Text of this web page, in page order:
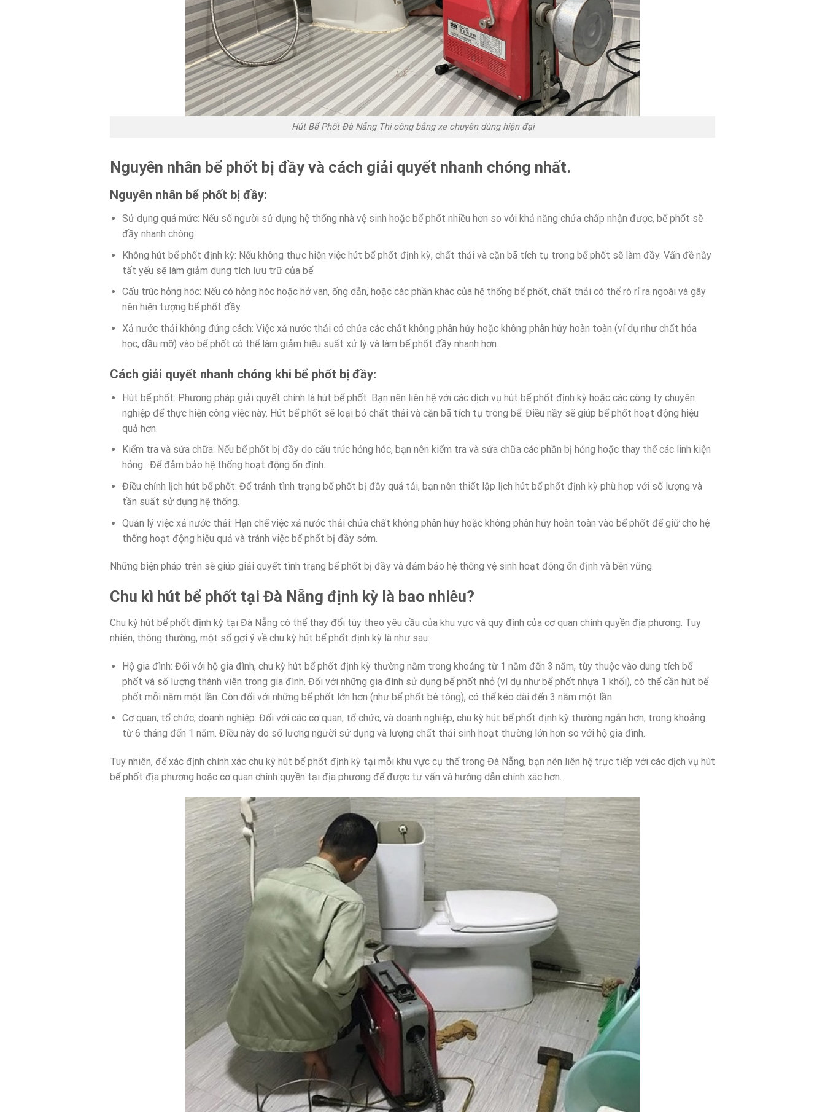
Hút Bể Phốt Đà Nẵng Thi công bằng xe chuyên dùng hiện đại
Nguyên nhân bể phốt bị đầy và cách giải quyết nhanh chóng nhất.
Nguyên nhân bể phốt bị đầy:
Sử dụng quá mức: Nếu số người sử dụng hệ thống nhà vệ sinh hoặc bể phốt nhiều hơn so với khả năng chứa chấp nhận được, bể phốt sẽ
đầy nhanh chóng.
Không hút bể phốt định kỳ: Nếu không thực hiện việc hút bể phốt định kỳ, chất thải và cặn bã tích tụ trong bể phốt sẽ làm đầy. Vấn đề nầy
tất yếu sẽ làm giảm dung tích lưu trữ của bể.
Cấu trúc hỏng hóc: Nếu có hỏng hóc hoặc hở van, ống dẫn, hoặc các phần khác của hệ thống bể phốt, chất thải có thể rò rỉ ra ngoài và gây
nên hiện tượng bể phốt đầy.
Xả nước thải không đúng cách: Việc xả nước thải có chứa các chất không phân hủy hoặc không phân hủy hoàn toàn (ví dụ như chất hóa
học, dầu mỡ) vào bể phốt có thể làm giảm hiệu suất xử lý và làm bể phốt đầy nhanh hơn.
Cách giải quyết nhanh chóng khi bể phốt bị đầy:
Hút bể phốt: Phương pháp giải quyết chính là hút bể phốt. Bạn nên liên hệ với các dịch vụ hút bể phốt định kỳ hoặc các công ty chuyên
nghiệp để thực hiện công việc này. Hút bể phốt sẽ loại bỏ chất thải và cặn bã tích tụ trong bể. Điều nầy sẽ giúp bể phốt hoạt động hiệu
quả hơn.
Kiểm tra và sửa chữa: Nếu bể phốt bị đầy do cấu trúc hỏng hóc, bạn nên kiểm tra và sửa chữa các phần bị hỏng hoặc thay thế các linh kiện
hỏng. Để đảm bảo hệ thống hoạt động ổn định.
Điều chỉnh lịch hút bể phốt: Để tránh tình trạng bể phốt bị đầy quá tải, bạn nên thiết lập lịch hút bể phốt định kỳ phù hợp với số lượng và
tần suất sử dụng hệ thống.
Quản lý việc xả nước thải: Hạn chế việc xả nước thải chứa chất không phân hủy hoặc không phân hủy hoàn toàn vào bể phốt để giữ cho hệ
thống hoạt động hiệu quả và tránh việc bể phốt bị đầy sớm.
Những biện pháp trên sẽ giúp giải quyết tình trạng bể phốt bị đầy và đảm bảo hệ thống vệ sinh hoạt động ổn định và bền vững.
Chu kì hút bể phốt tại Đà Nẵng định kỳ là bao nhiêu?
Chu kỳ hút bể phốt định kỳ tại Đà Nẵng có thể thay đổi tùy theo yêu cầu của khu vực và quy định của cơ quan chính quyền địa phương. Tuy
nhiên, thông thường, một số gợi ý về chu kỳ hút bể phốt định kỳ là như sau:
Hộ gia đình: Đối với hộ gia đình, chu kỳ hút bể phốt định kỳ thường nằm trong khoảng từ 1 năm đến 3 năm, tùy thuộc vào dung tích bể
phốt và số lượng thành viên trong gia đình. Đối với những gia đình sử dụng bể phốt nhỏ (ví dụ như bể phốt nhựa 1 khối), có thể cần hút bể
phốt mỗi năm một lần. Còn đối với những bể phốt lớn hơn (như bể phốt bê tông), có thể kéo dài đến 3 năm một lần.
Cơ quan, tổ chức, doanh nghiệp: Đối với các cơ quan, tổ chức, và doanh nghiệp, chu kỳ hút bể phốt định kỳ thường ngắn hơn, trong khoảng
từ 6 tháng đến 1 năm. Điều này do số lượng người sử dụng và lượng chất thải sinh hoạt thường lớn hơn so với hộ gia đình.
Tuy nhiên, để xác định chính xác chu kỳ hút bể phốt định kỳ tại mỗi khu vực cụ thể trong Đà Nẵng, bạn nên liên hệ trực tiếp với các dịch vụ hút
bể phốt địa phương hoặc cơ quan chính quyền tại địa phương để được tư vấn và hướng dẫn chính xác hơn.